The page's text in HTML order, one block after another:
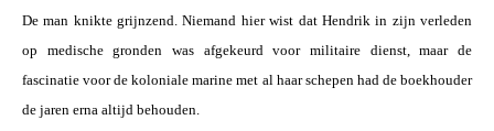
De man knikte grijnzend. Niemand hier wist dat Hendrik in zijn verleden
op medische gronden was afgekeurd voor militaire dienst, maar de
fascinatie voor de koloniale marine met al haar schepen had de boekhouder
de jaren erna altijd behouden.